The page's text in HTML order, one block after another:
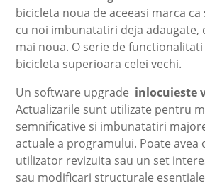
bicicleta noua de aceeasi marca ca
cu noi imbunatatiri deja adaugate,
mai noua. O serie de
bicicleta superioara celei vechi.
Un software upgrade inlocuieste
Actualizarile sunt utilizate pentru
semnificative si imbunatatiri
actuale a programului. Poate avea
utilizator revizuita sau un set
sau modificari structurale